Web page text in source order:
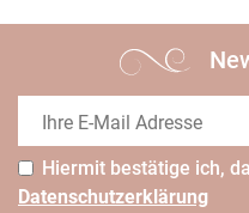
Hiermit bestätige ich,
Daten­schutz­erklärung